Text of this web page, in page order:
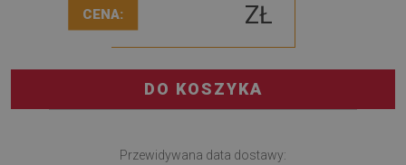
CENA: ZŁ
DO KOSZYKA
Przewidywana data dostawy: